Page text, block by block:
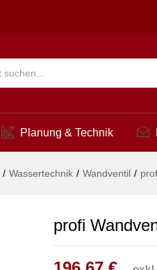
Planung & Technik
/ Wassertechnik / Wandventil /
profi